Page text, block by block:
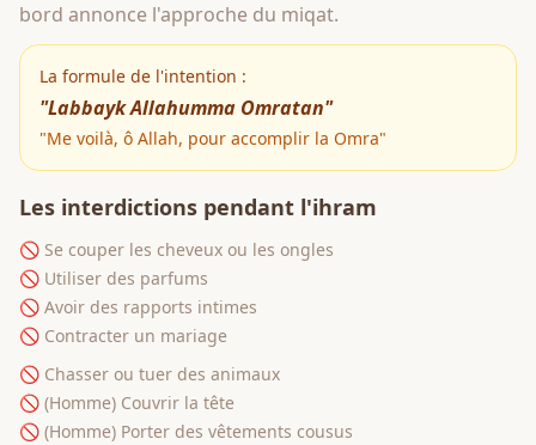
bord annonce l'approche du miqat.
La formule de l'intention :
"Labbayk Allahumma Omratan"
"Me voilà, ô Allah, pour accomplir la Omra"
Les interdictions pendant l'ihram
🚫 Se couper les cheveux ou les ongles
🚫 Utiliser des parfums
🚫 Avoir des rapports intimes
🚫 Contracter un mariage
🚫 Chasser ou tuer des animaux
🚫 (Homme) Couvrir la tête
🚫 (Homme) Porter des vêtements cousus